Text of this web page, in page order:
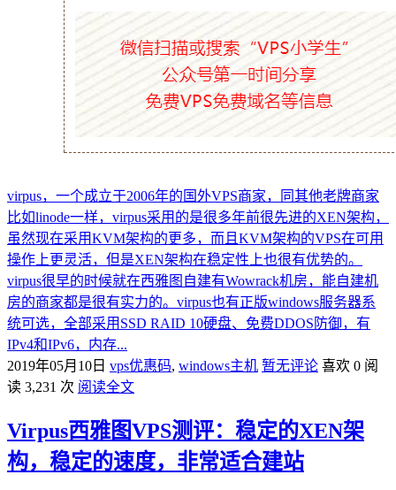
virpus，一个成立于2006年的国外VPS商家，同其他老牌商家
比如linode一样，virpus采用的是很多年前很先进的XEN架构，
虽然现在采用KVM架构的更多，而且KVM架构的VPS在可用
操作上更灵活，但是XEN架构在稳定性上也很有优势的。
virpus很早的时候就在西雅图自建有Wowrack机房，能自建机
房的商家都是很有实力的。virpus也有正版windows服务器系
统可选，全部采用SSD RAID 10硬盘、免费DDOS防御，有
IPv4和IPv6，内存...
2019年05月10日 vps优惠码, windows主机 暂无评论 喜欢 0 阅
读 3,231 次 阅读全文
Virpus西雅图VPS测评：稳定的XEN架
构，稳定的速度，非常适合建站